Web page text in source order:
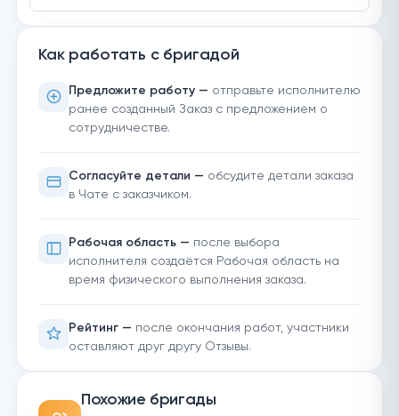
Как работать с бригадой
Предложите работу — отправьте исполнителю
ранее созданный Заказ с предложением о
сотрудничестве.
Согласуйте детали — обсудите детали заказа
в Чате с заказчиком.
Рабочая область — после выбора
исполнителя создаётся Рабочая область на
время физического выполнения заказа.
Рейтинг — после окончания работ, участники
оставляют друг другу Отзывы.
Похожие бригады